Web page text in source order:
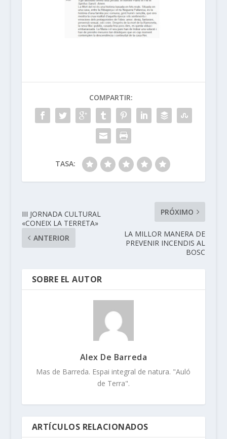
COMPARTIR:
TASA:
III JORNADA CULTURAL
«CONEIX LA TERRETA»
ANTERIOR
PRÓXIMO
LA MILLOR MANERA DE
PREVENIR INCENDIS AL
BOSC
SOBRE EL AUTOR
Alex De Barreda
Mas de Barreda. Espai integral de natura. "Auló
de Terra".
ARTÍCULOS RELACIONADOS